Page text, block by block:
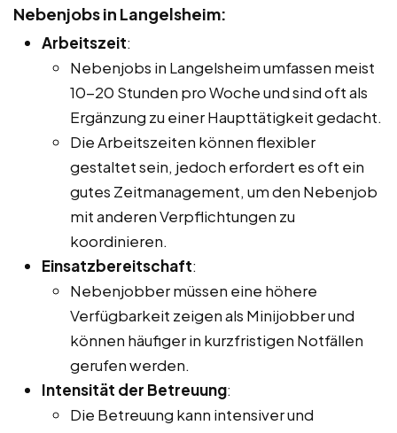
Nebenjobs in Langelsheim:
Arbeitszeit:
Nebenjobs in Langelsheim umfassen meist
10-20 Stunden pro Woche und sind oft als
Ergänzung zu einer Haupttätigkeit gedacht.
Die Arbeitszeiten können flexibler
gestaltet sein, jedoch erfordert es oft ein
gutes Zeitmanagement, um den Nebenjob
mit anderen Verpflichtungen zu
koordinieren.
Einsatzbereitschaft:
Nebenjobber müssen eine höhere
Verfügbarkeit zeigen als Minijobber und
können häufiger in kurzfristigen Notfällen
gerufen werden.
Intensität der Betreuung:
Die Betreuung kann intensiver und